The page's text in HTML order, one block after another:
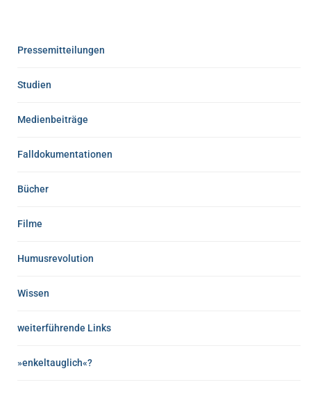
Pressemitteilungen
Studien
Medienbeiträge
Falldokumentationen
Bücher
Filme
Humusrevolution
Wissen
weiterführende Links
»enkeltauglich«?